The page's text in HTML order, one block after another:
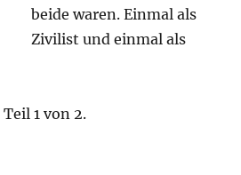
beide waren. Einmal als
Zivilist und einmal als
1 von 2.